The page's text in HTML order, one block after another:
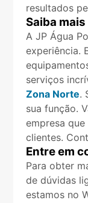
resultados
Saiba
A JP Água
experiência.
serviços
Zona Norte.
sua função.
empresa
clientes.
Entre em
Para obter
de dúvidas
estamos no